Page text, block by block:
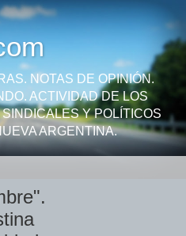
NOTAS DE OPINIÓN.
ACTIVIDAD DE LOS
Y POLÍTICOS
ARGENTINA.